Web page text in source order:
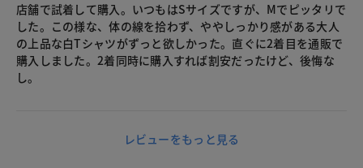
店舗で試着して購入。いつもはSサイズですが、Mでピッタリで
した。この様な、体の線を拾わず、ややしっかり感がある大人
の上品な白Tシャツがずっと欲しかった。直ぐに2着目を通販で
購入しました。2着同時に購入すれば割安だったけど、後悔な
し。
レビューをもっと見る